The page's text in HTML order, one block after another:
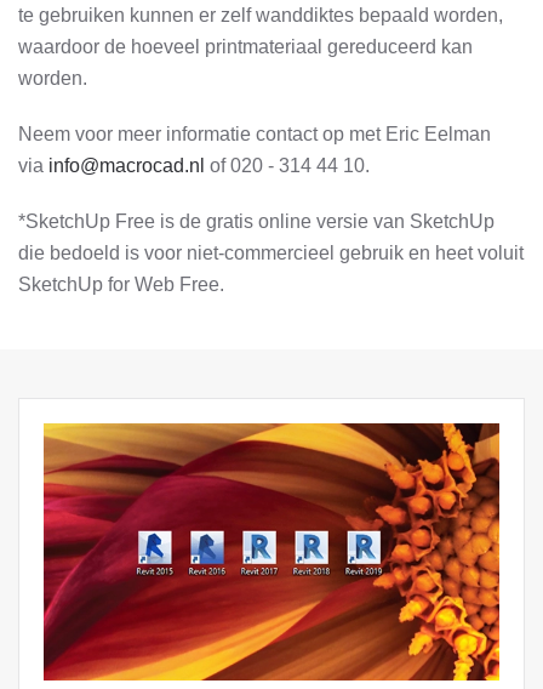
te gebruiken kunnen er zelf wanddiktes bepaald worden,
waardoor de hoeveel printmateriaal gereduceerd kan
worden.
Neem voor meer informatie contact op met Eric Eelman
via info@macrocad.nl of 020 - 314 44 10.
*SketchUp Free is de gratis online versie van SketchUp
die bedoeld is voor niet-commercieel gebruik en heet voluit
SketchUp for Web Free.